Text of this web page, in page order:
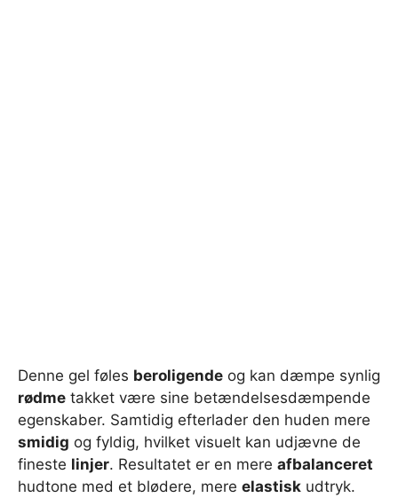
Denne gel føles beroligende og kan dæmpe synlig
rødme takket være sine betændelsesdæmpende
egenskaber. Samtidig efterlader den huden mere
smidig og fyldig, hvilket visuelt kan udjævne de
fineste linjer. Resultatet er en mere afbalanceret
hudtone med et blødere, mere elastisk udtryk.